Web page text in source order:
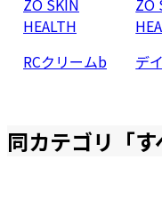
ZO SKIN
HEALTH
RCクリームb
ZO
デ
同カテゴリ「す